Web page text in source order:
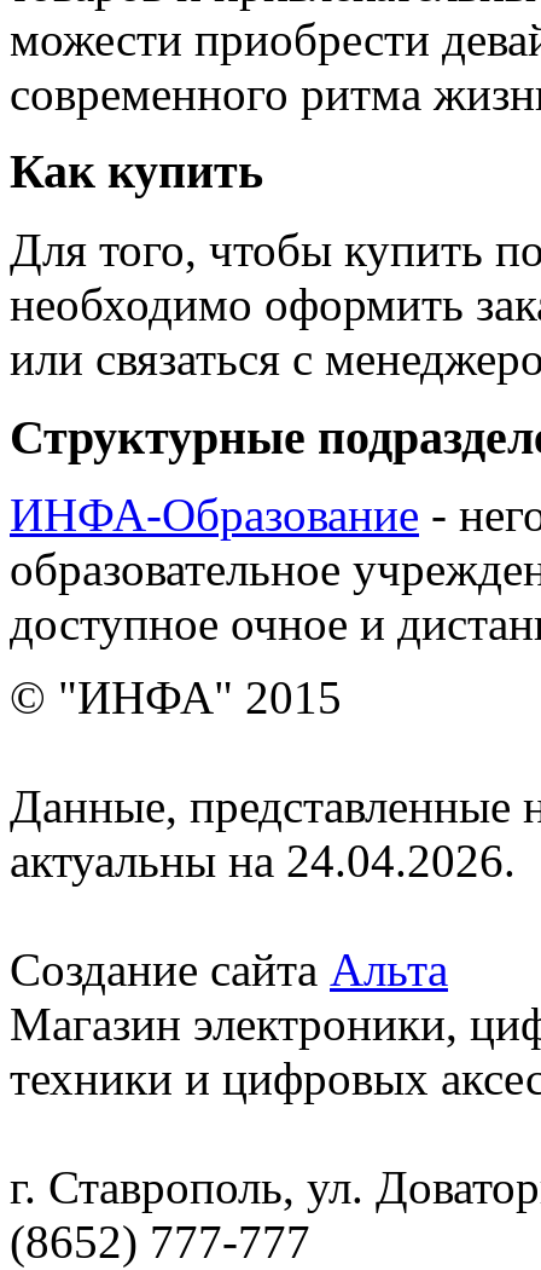
можести приобрести
современного ритма
Как купить
Для того, чтобы купить
необходимо оформить
или связаться с
Структурные
ИНФА-Образование -
образовательное
доступное очное и
© "ИНФА" 2015
Данные, представленные
актуальны на 24.04.2026.
Создание сайта Альта
Магазин электроники,
техники и цифровых
г. Ставрополь, ул.
(8652) 777-777